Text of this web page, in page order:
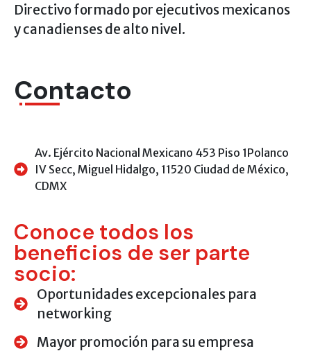
Directivo formado por ejecutivos mexicanos
y canadienses de alto nivel.
Contacto
Av. Ejército Nacional Mexicano 453 Piso 1Polanco
IV Secc, Miguel Hidalgo, 11520 Ciudad de México,
CDMX
Conoce todos los
beneficios de ser parte
socio:
Oportunidades excepcionales para
networking
Mayor promoción para su empresa